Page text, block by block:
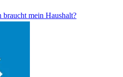
mein Haushalt?